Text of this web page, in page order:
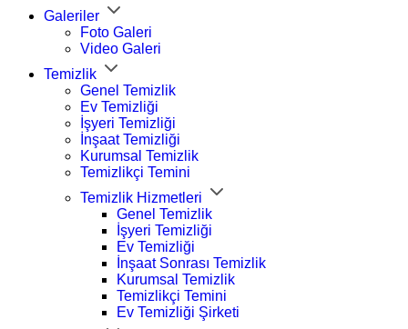
Galeriler
Foto Galeri
Video Galeri
Temizlik
Genel Temizlik
Ev Temizliği
İşyeri Temizliği
İnşaat Temizliği
Kurumsal Temizlik
Temizlikçi Temini
Temizlik Hizmetleri
Genel Temizlik
İşyeri Temizliği
Ev Temizliği
İnşaat Sonrası Temizlik
Kurumsal Temizlik
Temizlikçi Temini
Ev Temizliği Şirketi